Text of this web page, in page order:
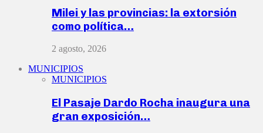
Milei y las provincias: la extorsión
como política…
2 agosto, 2026
MUNICIPIOS
MUNICIPIOS
El Pasaje Dardo Rocha inaugura una
gran exposición…